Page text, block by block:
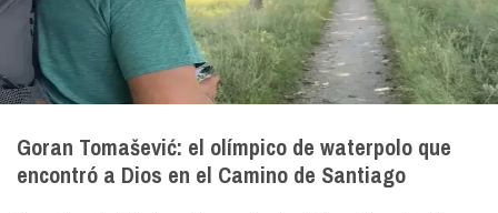
Goran Tomašević: el olímpico de waterpolo que
encontró a Dios en el Camino de Santiago